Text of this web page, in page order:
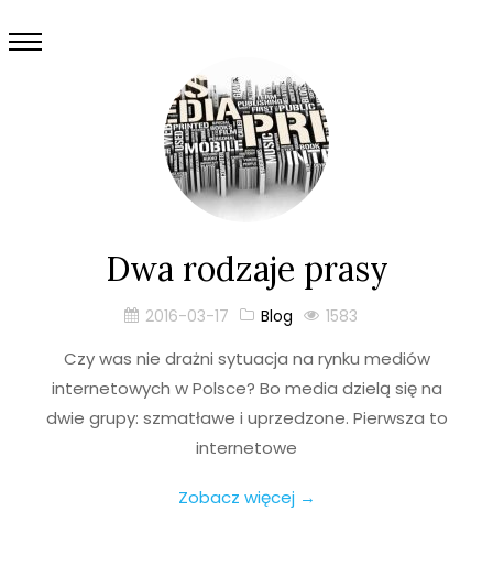
Dwa rodzaje prasy
2016-03-17 Blog 1583
Czy was nie drażni sytuacja na rynku mediów
internetowych w Polsce? Bo media dzielą się na
dwie grupy: szmatławe i uprzedzone. Pierwsza to
internetowe
Zobacz więcej →